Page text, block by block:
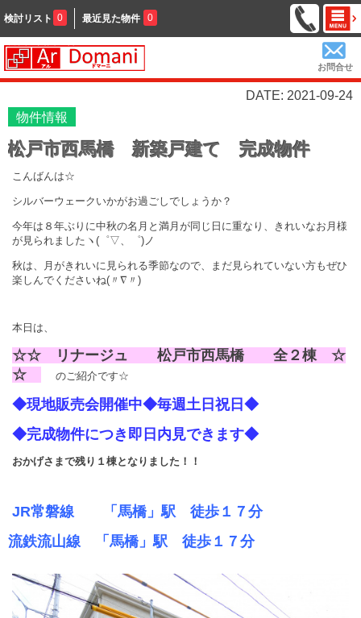
検討リスト 0 最近見た物件 0
お問合せ
DATE: 2021-09-24
物件情報
松戸市西馬橋 新築戸建て 完成物件
こんばんは☆
シルバーウェークいかがお過ごしでしょうか？
今年は８年ぶりに中秋の名月と満月が同じ日に重なり、
きれいなお月様
が見られました ヽ(゜▽、゜)ノ
秋は、月がきれいに見られる季節なので、まだ見られていない方もぜひ
楽しんでくださいね(〃∇〃)
本日は、
☆☆ リナージュ 松戸市西馬橋 全２棟 ☆
☆
のご紹介です☆
◆現地販売会開催中◆毎週土日祝日◆
◆完成物件につき即日内見できます◆
おかげさまで残り１棟となりました！！
JR常磐線 「馬橋」駅
徒歩１７分
流鉄流山線 「馬橋」駅 徒歩１７分